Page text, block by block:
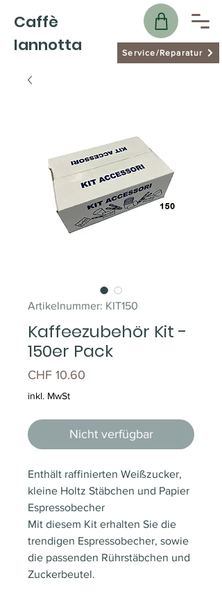
Caffè
Iannotta
Service/Reparatur
Artikelnummer: KIT150
Kaffeezubehör Kit -
150er Pack
CHF 10.60
inkl. MwSt
Nicht verfügbar
Enthält raffinierten Weißzucker,
kleine Holtz Stäbchen und Papier
Espressobecher
Mit diesem Kit erhalten Sie die
trendigen Espressobecher, sowie
die passenden Rührstäbchen und
Zuckerbeutel.